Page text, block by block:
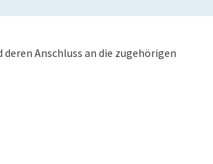
Anschluss an die zugehörigen